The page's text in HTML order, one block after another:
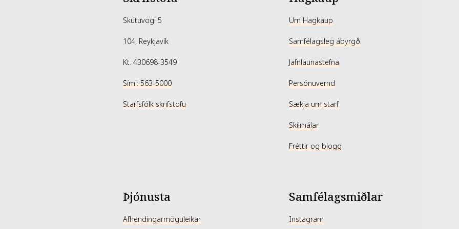
Skútuvogi 5
104, Reykjavík
Kt. 430698-3549
Sími: 563-5000
Starfsfólk skrifstofu
Um Hagkaup
Samfélagsleg ábyrgð
Jafnlaunastefna
Persónuvernd
Sækja um starf
Skilmálar
Fréttir og blogg
Þjónusta
Afhendingarmöguleikar
Samfélagsmiðlar
Instagram